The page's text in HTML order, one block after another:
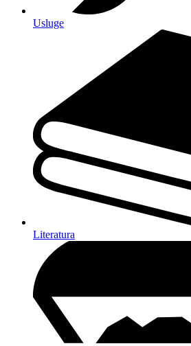
Usluge
Literatura